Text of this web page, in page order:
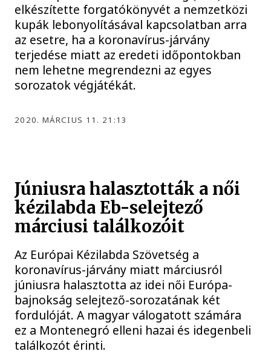
elkészítette forgatókönyvét a nemzetközi
kupák lebonyolításával kapcsolatban arra
az esetre, ha a koronavírus-járvány
terjedése miatt az eredeti időpontokban
nem lehetne megrendezni az egyes
sorozatok végjátékát.
2020. MÁRCIUS 11. 21:13
Júniusra halasztották a női
kézilabda Eb-selejtező
márciusi találkozóit
Az Európai Kézilabda Szövetség a
koronavírus-járvány miatt márciusról
júniusra halasztotta az idei női Európa-
bajnokság selejtező-sorozatának két
fordulóját. A magyar válogatott számára
ez a Montenegró elleni hazai és idegenbeli
találkozót érinti.